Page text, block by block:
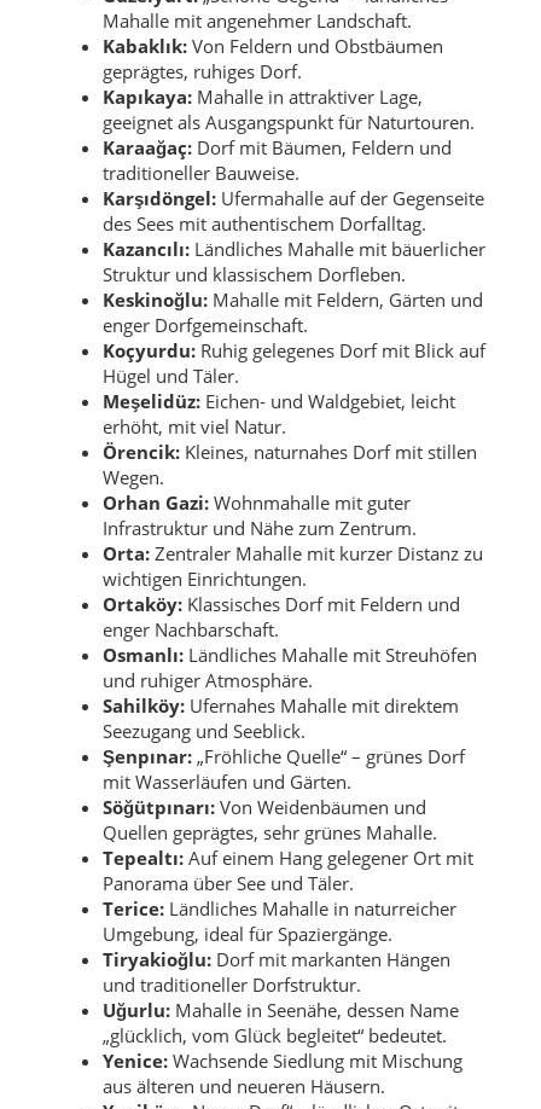
Mahalle mit angenehmer Landschaft.
Kabaklık: Von Feldern und Obstbäumen
geprägtes, ruhiges Dorf.
Kapıkaya: Mahalle in attraktiver Lage,
geeignet als Ausgangspunkt für Naturtouren.
Karaağaç: Dorf mit Bäumen, Feldern und
traditioneller Bauweise.
Karşıdöngel: Ufermahalle auf der Gegenseite
des Sees mit authentischem Dorfalltag.
Kazancılı: Ländliches Mahalle mit bäuerlicher
Struktur und klassischem Dorfleben.
Keskinoğlu: Mahalle mit Feldern, Gärten und
enger Dorfgemeinschaft.
Koçyurdu: Ruhig gelegenes Dorf mit Blick auf
Hügel und Täler.
Meşelidüz: Eichen- und Waldgebiet, leicht
erhöht, mit viel Natur.
Örencik: Kleines, naturnahes Dorf mit stillen
Wegen.
Orhan Gazi: Wohnmahalle mit guter
Infrastruktur und Nähe zum Zentrum.
Orta: Zentraler Mahalle mit kurzer Distanz zu
wichtigen Einrichtungen.
Ortaköy: Klassisches Dorf mit Feldern und
enger Nachbarschaft.
Osmanlı: Ländliches Mahalle mit Streuhöfen
und ruhiger Atmosphäre.
Sahilköy: Ufernahes Mahalle mit direktem
Seezugang und Seeblick.
Şenpınar: „Fröhliche Quelle“ – grünes Dorf
mit Wasserläufen und Gärten.
Söğütpınarı: Von Weidenbäumen und
Quellen geprägtes, sehr grünes Mahalle.
Tepealtı: Auf einem Hang gelegener Ort mit
Panorama über See und Täler.
Terice: Ländliches Mahalle in naturreicher
Umgebung, ideal für Spaziergänge.
Tiryakioğlu: Dorf mit markanten Hängen
und traditioneller Dorfstruktur.
Uğurlu: Mahalle in Seenähe, dessen Name
„glücklich, vom Glück begleitet“ bedeutet.
Yenice: Wachsende Siedlung mit Mischung
aus älteren und neueren Häusern.